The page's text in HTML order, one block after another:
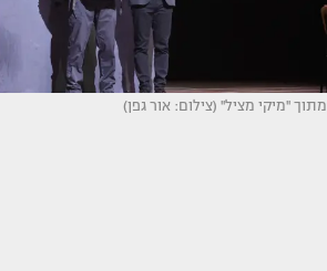
מתוך ''מיקי מציל'' (צילום: אור גפן)